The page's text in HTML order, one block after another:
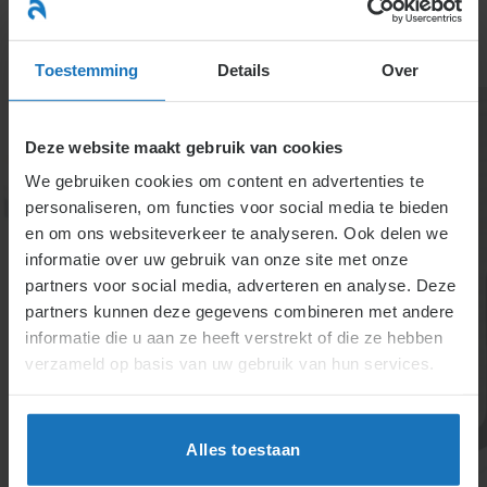
Toestemming Details Over
Deze website maakt gebruik van cookies
We gebruiken cookies om content en advertenties te
personaliseren, om functies voor social media te bieden
en om ons websiteverkeer te analyseren. Ook delen we
informatie over uw gebruik van onze site met onze
partners voor social media, adverteren en analyse. Deze
partners kunnen deze gegevens combineren met andere
informatie die u aan ze heeft verstrekt of die ze hebben
verzameld op basis van uw gebruik van hun services.
Alles toestaan
naar
inhoud
2.3. Misdragingen door
een werknemer
wangedrag. Het behandelt opties zoals berisping,